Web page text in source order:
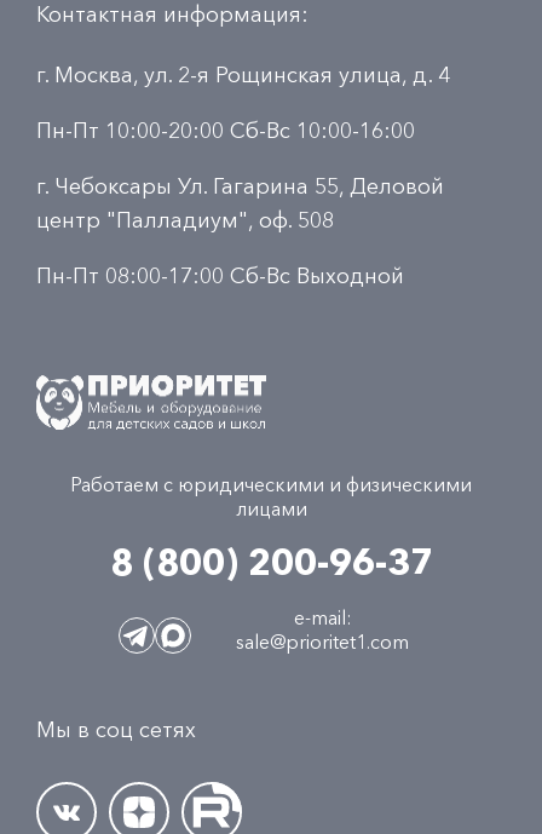
Контактная информация:
г. Москва, ул. 2-я Рощинская улица, д. 4
Пн-Пт 10:00-20:00 Сб-Вс 10:00-16:00
г. Чебоксары Ул. Гагарина 55, Деловой
центр "Палладиум", оф. 508
Пн-Пт 08:00-17:00 Сб-Вс Выходной
Работаем с юридическими и физическими
лицами
8 (800) 200-96-37
e-mail:
sale@prioritet1.com
Мы в соц сетях